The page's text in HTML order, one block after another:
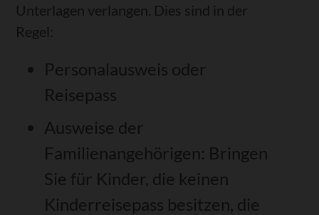
Unterlagen verlangen. Dies sind in der
Regel:
Personalausweis oder
Reisepass
Ausweise der
Familienangehörigen: Bringen
Sie für Kinder, die keinen
Kinderreisepass besitzen, die